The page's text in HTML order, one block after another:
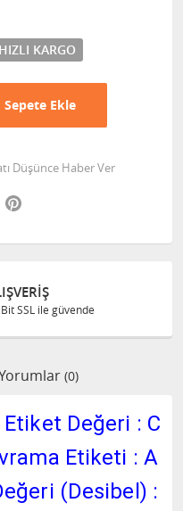
HIZLI KARGO
Sepete Ekle
Düşünce Haber Ver
Twitter
SSL ile güvende
(0)
Değeri : C
Etiketi : A
(Desibel) :